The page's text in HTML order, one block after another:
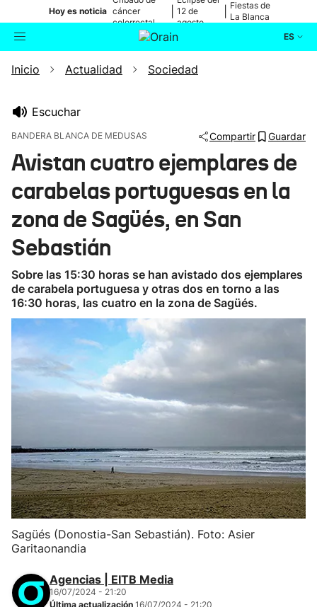
Hoy es noticia cáncer
colorrectal
12 de
agosto
Fiestas de
La Blanca
ES
Buscador Actualidad
Ikusmiran
Eguraldia
Inicio Actualidad Sociedad
Escuchar
BANDERA BLANCA DE MEDUSAS Compartir Guardar
Avistan cuatro ejemplares de
carabelas portuguesas en la
zona de Sagüés, en San
Sebastián
Sobre las 15:30 horas se han avistado dos ejemplares
de carabela portuguesa y otras dos en torno a las
16:30 horas, las cuatro en la zona de Sagüés.
Sagüés (Donostia-San Sebastián). Foto: Asier
Garitaonandia
Agencias | EITB Media
16/07/2024 - 21:20
Última actualización 16/07/2024 - 21:20